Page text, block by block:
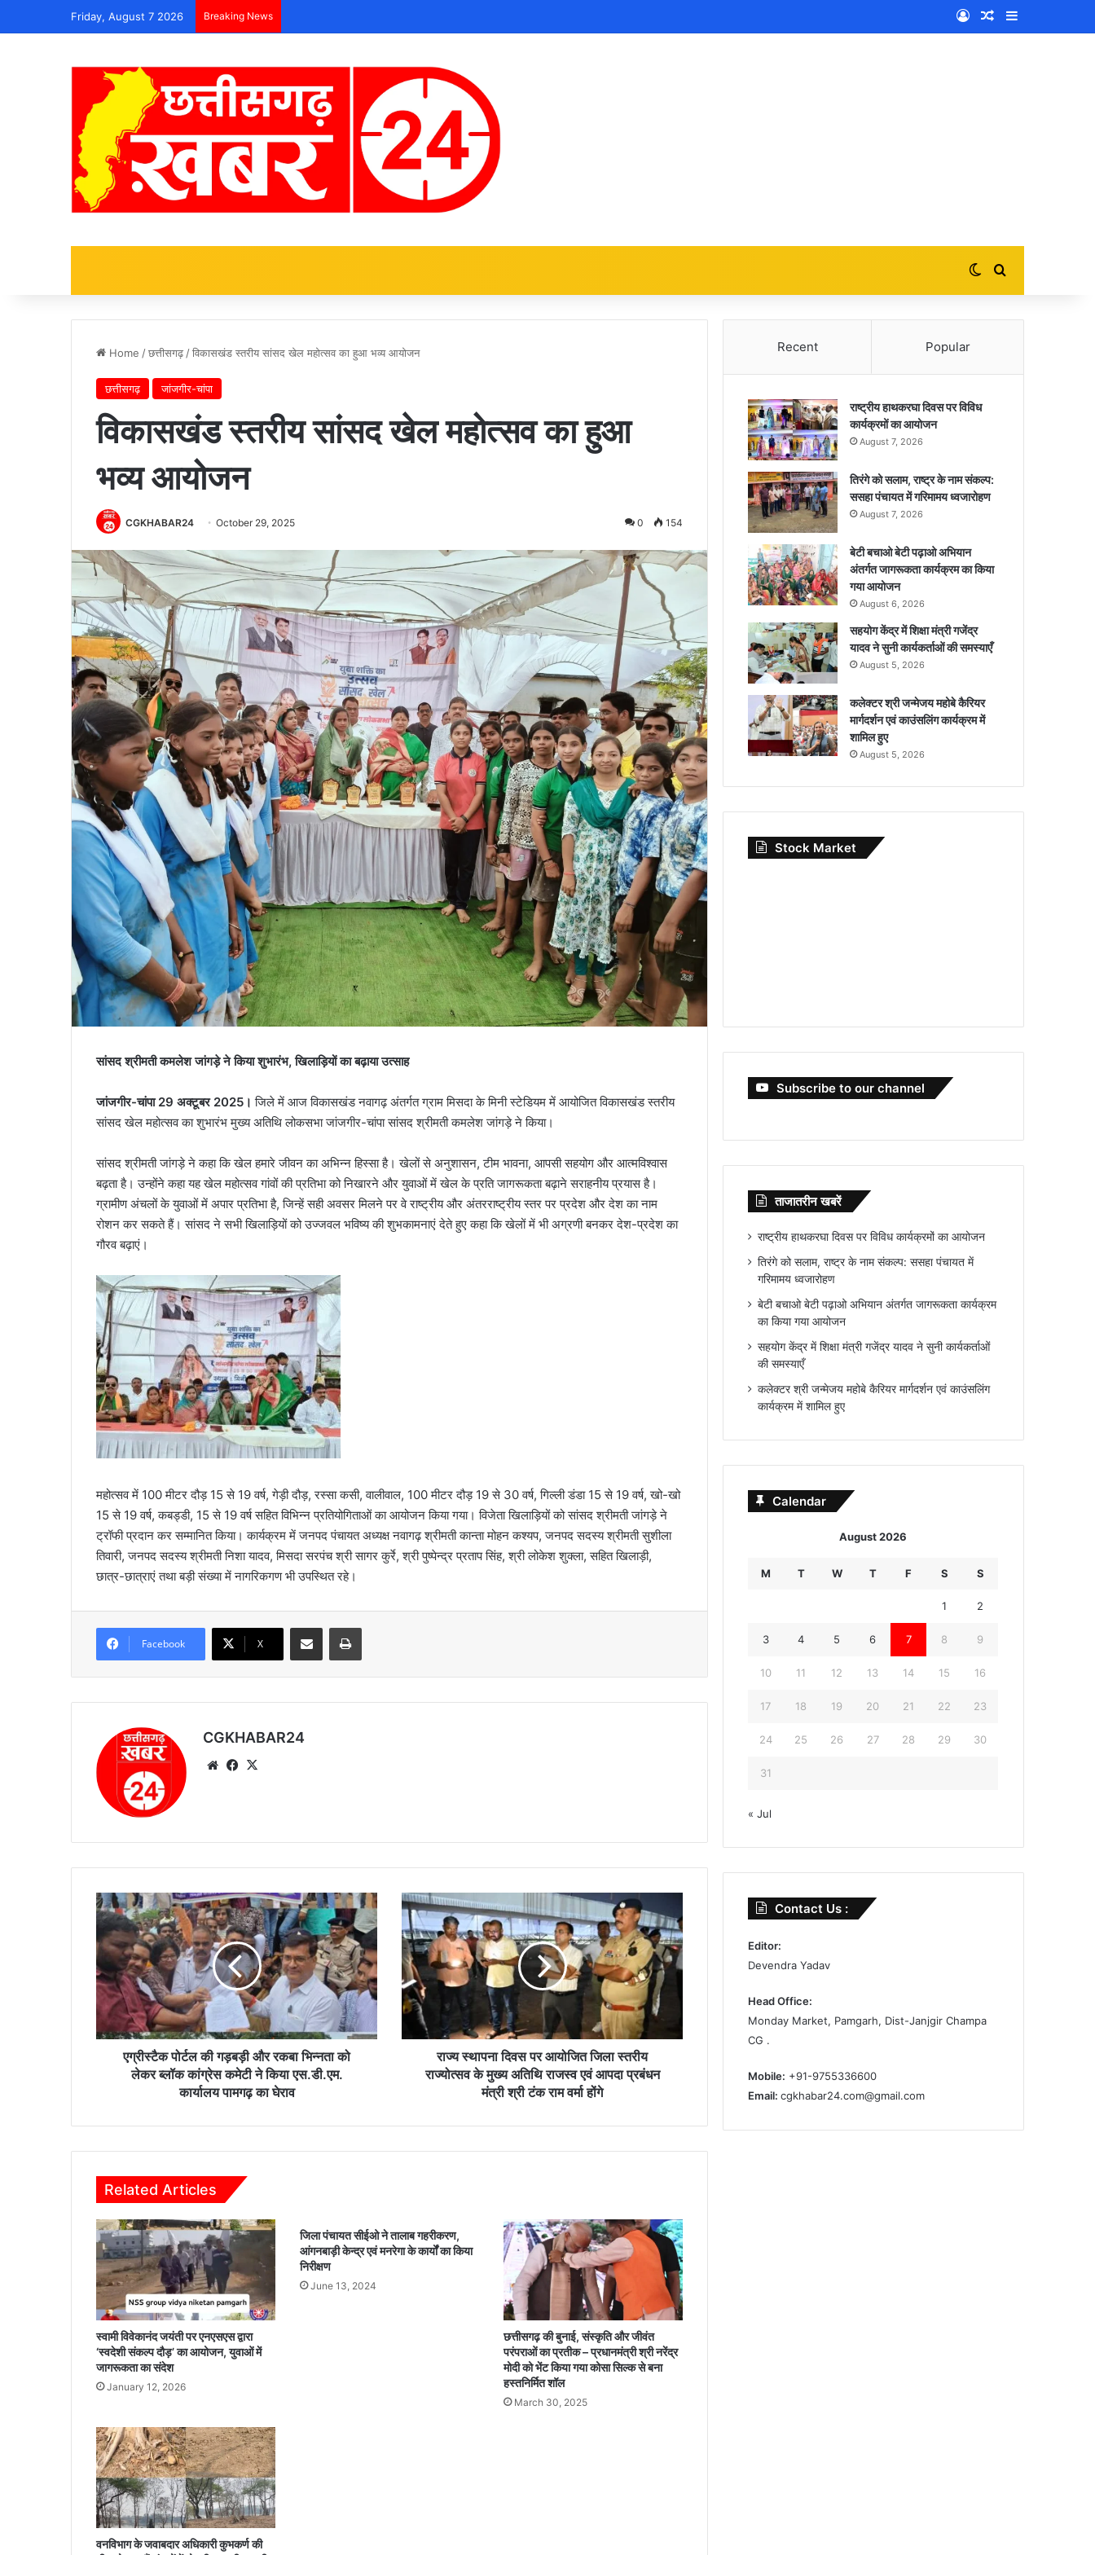
Friday, August 7 2026 Breaking News Log InRandom Article
Switch skin
Home /छत्तीसगढ़ /विकासखंड स्तरीय सांसद खेल महोत्सव का हुआ भव्य आयोजन
छत्तीसगढ़ जांजगीर-चांपा
विकासखंड स्तरीय सांसद खेल महोत्सव का हुआ
भव्य आयोजन
CGKHABAR24 October 29, 2025 0 154
सांसद श्रीमती कमलेश जांगड़े ने किया शुभारंभ, खिलाड़ियों का बढ़ाया उत्साह
जांजगीर-चांपा 29 अक्टूबर 2025।जिले में आज विकासखंड नवागढ़ अंतर्गत ग्राम मिसदा के मिनी स्टेडियम में आयोजित विकासखंड स्तरीय
सांसद खेल महोत्सव का शुभारंभ मुख्य अतिथि लोकसभा जांजगीर-चांपा सांसद श्रीमती कमलेश जांगड़े ने किया।
सांसद श्रीमती जांगड़े ने कहा कि खेल हमारे जीवन का अभिन्न हिस्सा है। खेलों से अनुशासन, टीम भावना, आपसी सहयोग और आत्मविश्वास
बढ़ता है। उन्होंने कहा यह खेल महोत्सव गांवों की प्रतिभा को निखारने और युवाओं में खेल के प्रति जागरूकता बढ़ाने सराहनीय प्रयास है।
ग्रामीण अंचलों के युवाओं में अपार प्रतिभा है, जिन्हें सही अवसर मिलने पर वे राष्ट्रीय और अंतरराष्ट्रीय स्तर पर प्रदेश और देश का नाम
रोशन कर सकते हैं। सांसद ने सभी खिलाड़ियों को उज्जवल भविष्य की शुभकामनाएं देते हुए कहा कि खेलों में भी अग्रणी बनकर देश-प्रदेश का
गौरव बढ़ाएं।
महोत्सव में 100 मीटर दौड़ 15 से 19 वर्ष, गेड़ी दौड़, रस्सा कसी, वालीवाल, 100 मीटर दौड़ 19 से 30 वर्ष, गिल्ली डंडा 15 से 19 वर्ष, खो-खो
15 से 19 वर्ष, कबड्डी, 15 से 19 वर्ष सहित विभिन्न प्रतियोगिताओं का आयोजन किया गया। विजेता खिलाड़ियों को सांसद श्रीमती जांगड़े ने
ट्रॉफी प्रदान कर सम्मानित किया। कार्यक्रम में जनपद पंचायत अध्यक्ष नवागढ़ श्रीमती कान्ता मोहन कश्यप, जनपद सदस्य श्रीमती सुशीला
तिवारी, जनपद सदस्य श्रीमती निशा यादव, मिसदा सरपंच श्री सागर कुर्रे, श्री पुष्पेन्द्र प्रताप सिंह, श्री लोकेश शुक्ला, सहित खिलाड़ी,
छात्र-छात्राएं तथा बड़ी संख्या में नागरिकगण भी उपस्थित रहे।
Facebook X
CGKHABAR24
We Fa
ए
ग्री
स्टै
क
पो
र्ट
ल
की
ग
र
बा
ता
को
ले
क
र
ब्लॉ
कां
ग्रे
स
टी
ने
कि
या
ए
स
डी
एग्रीस्टैक पोर्टल की गड़बड़ी और रकबा भिन्नता को
लेकर ब्लॉक कांग्रेस कमेटी ने किया एस.डी.एम.
कार्यालय पामगढ़ का घेराव
रा
ज्य
स्था
प
ना
दि
व
प
त
ज्यो
राज्य स्थापना दिवस पर आयोजित जिला स्तरीय
राज्योत्सव के मुख्य अतिथि राजस्व एवं आपदा प्रबंधन
मंत्री श्री टंक राम वर्मा होंगे
Related Articles
स्वामी विवेकानंद जयंती पर एनएसएस द्वारा
‘स्वदेशी संकल्प दौड़’ का आयोजन, युवाओं में
जागरूकता का संदेश
January 12, 2026
जिला पंचायत सीईओ ने तालाब गहरीकरण,
आंगनबाड़ी केन्द्र एवं मनरेगा के कार्यों का किया
निरीक्षण
June 13, 2024
छत्तीसगढ़ की बुनाई, संस्कृति और जीवंत
परंपराओं का प्रतीक – प्रधानमंत्री श्री नरेंद्र
मोदी को भेंट किया गया कोसा सिल्क से बना
हस्तनिर्मित शॉल
March 30, 2025
वनविभाग के जवाबदार अधिकारी कुभकर्ण की
Recent Popular
राष्ट्रीय हाथकरघा दिवस पर विविध
कार्यक्रमों का आयोजन
August 7, 2026
तिरंगे को सलाम, राष्ट्र के नाम संकल्प:
ससहा पंचायत में गरिमामय ध्वजारोहण
August 7, 2026
बेटी बचाओ बेटी पढ़ाओ अभियान
अंतर्गत जागरूकता कार्यक्रम का किया
गया आयोजन
August 6, 2026
सहयोग केंद्र में शिक्षा मंत्री गजेंद्र
यादव ने सुनी कार्यकर्ताओं की समस्याएँ
August 5, 2026
कलेक्टर श्री जन्मेजय महोबे कैरियर
मार्गदर्शन एवं काउंसलिंग कार्यक्रम में
शामिल हुए
August 5, 2026
Stock Market
Subscribe to our channel
ताजातरीन खबरें
राष्ट्रीय हाथकरघा दिवस पर विविध कार्यक्रमों का आयोजन
तिरंगे को सलाम, राष्ट्र के नाम संकल्प: ससहा पंचायत में
गरिमामय ध्वजारोहण
बेटी बचाओ बेटी पढ़ाओ अभियान अंतर्गत जागरूकता कार्यक्रम
का किया गया आयोजन
सहयोग केंद्र में शिक्षा मंत्री गजेंद्र यादव ने सुनी कार्यकर्ताओं
की समस्याएँ
कलेक्टर श्री जन्मेजय महोबे कैरियर मार्गदर्शन एवं काउंसलिंग
कार्यक्रम में शामिल हुए
Calendar
August 2026
M T W T F S S
1 2
3 4 5 6 7 8 9
10 11 12 13 14 15 16
17 18 19 20 21 22 23
24 25 26 27 28 29 30
31
« Jul
Contact Us :
Editor:
Devendra Yadav
Head Office:
Monday Market, Pamgarh, Dist-Janjgir Champa
CG .
Mobile: +91-9755336600
Email:cgkhabar24.com@gmail.com